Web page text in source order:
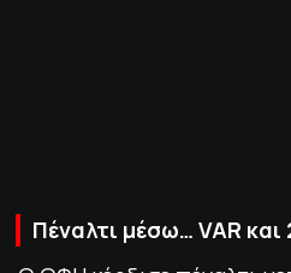
Πέναλτι μέσω… VAR